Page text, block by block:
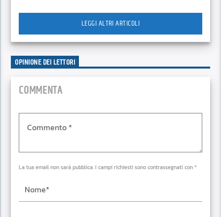
LEGGI ALTRI ARTICOLI
OPINIONE DEI LETTORI
COMMENTA
La tua email non sarà pubblica. I campi richiesti sono contrassegnati con *